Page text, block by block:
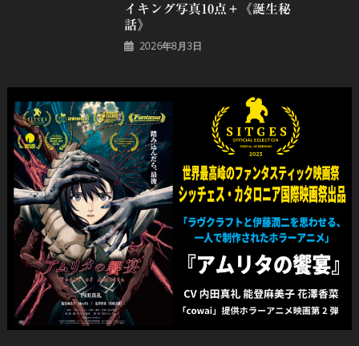
イキング写真10点＋《誕⽣秘
話》
2026年8月3日